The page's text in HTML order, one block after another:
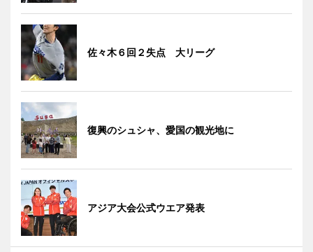
佐々木６回２失点 大リーグ
復興のシュシャ、愛国の観光地に
アジア大会公式ウエア発表